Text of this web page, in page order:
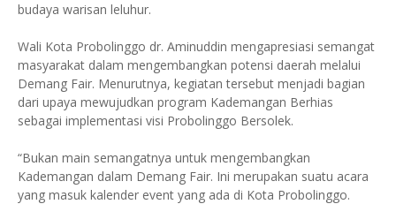
budaya warisan leluhur.
Wali Kota Probolinggo dr. Aminuddin mengapresiasi semangat
masyarakat dalam mengembangkan potensi daerah melalui
Demang Fair. Menurutnya, kegiatan tersebut menjadi bagian
dari upaya mewujudkan program Kademangan Berhias
sebagai implementasi visi Probolinggo Bersolek.
“Bukan main semangatnya untuk mengembangkan
Kademangan dalam Demang Fair. Ini merupakan suatu acara
yang masuk kalender event yang ada di Kota Probolinggo.